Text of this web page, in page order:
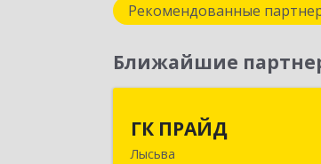
Рекомендованные
Ближайшие
ГК ПРАЙД
Лысьва618909, Пермский